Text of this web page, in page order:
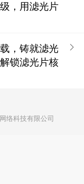
，用滤光片
，铸就滤光
锁滤光片核
络科技有限公司